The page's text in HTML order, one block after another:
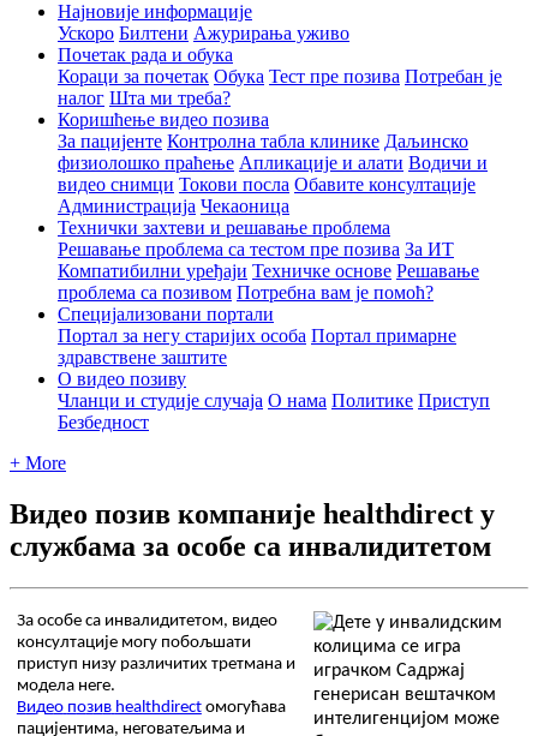
Најновије информације
Ускоро Билтени Ажурирања уживо
Почетак рада и обука
Кораци за почетак Обука Тест пре позива Потребан је
налог Шта ми треба?
Коришћење видео позива
За пацијенте Контролна табла клинике Даљинско
физиолошко праћење Апликације и алати Водичи и
видео снимци Токови посла Обавите консултације
Администрација Чекаоница
Технички захтеви и решавање проблема
Решавање проблема са тестом пре позива За ИТ
Компатибилни уређаји Техничке основе Решавање
проблема са позивом Потребна вам је помоћ?
Специјализовани портали
Портал за негу старијих особа Портал примарне
здравствене заштите
О видео позиву
Чланци и студије случаја О нама Политике Приступ
Безбедност
+ More
Видео позив компаније healthdirect у
службама за особе са инвалидитетом
За особе са инвалидитетом, видео
консултације могу побољшати
приступ низу различитих третмана и
модела неге.
Видео позив healthdirect омогућава
пацијентима, неговатељима и